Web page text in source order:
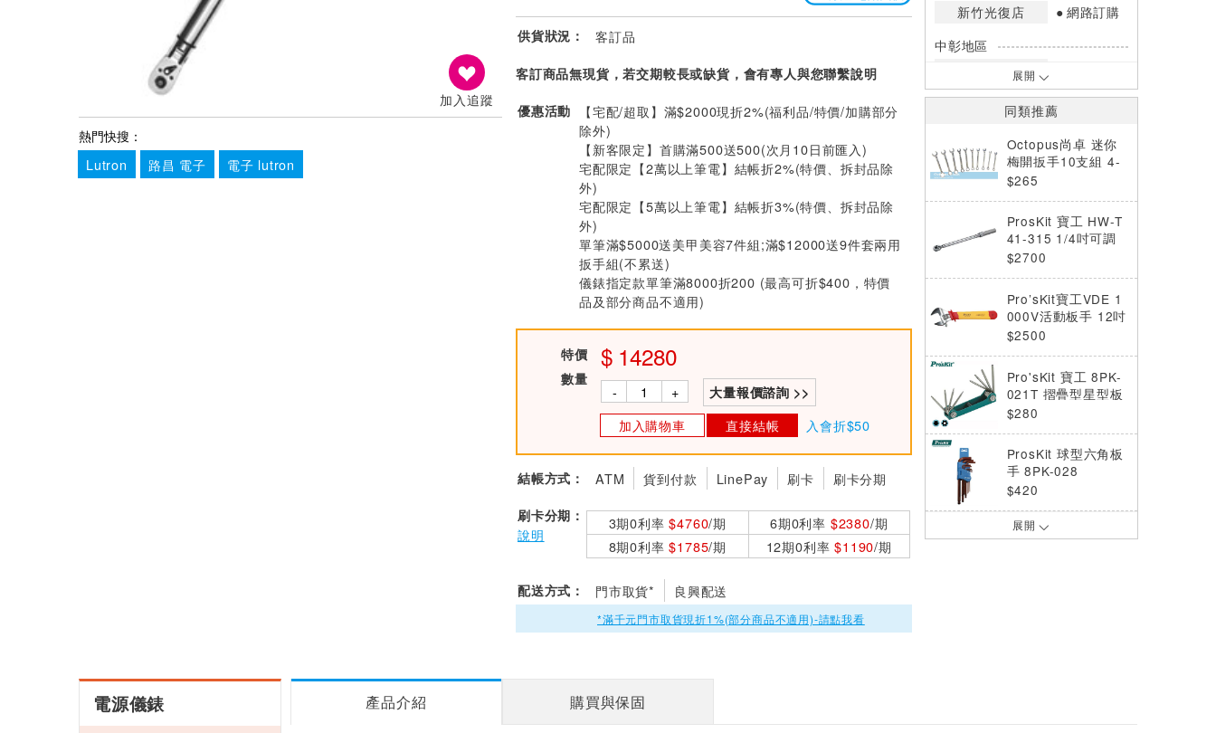
加入追蹤
熱門快搜：
Lutron
路昌 電子 電子 lutron
供貨狀況： 客訂品
客訂商品無現貨，若交期較長或缺貨，會有專人與您聯繫說明
優惠活動
【宅配/超取】滿$2000現折2%(福利品/特價/加購部分
除外)
【新客限定】首購滿500送500(次月10日前匯入)
宅配限定【2萬以上筆電】結帳折2%(特價、拆封品除
外)
宅配限定【5萬以上筆電】結帳折3%(特價、拆封品除
外)
單筆滿$5000送美甲美容7件組;滿$12000送9件套兩用
扳手組(不累送)
儀錶指定款單筆滿8000折200 (最高可折$400，特價
品及部分商品不適用)
特價 14280
數量
- + 大量報價諮詢 >>
加入購物車 直接結帳 入會折$50
結帳方式： ATM 貨到付款 LinePay 刷卡 刷卡分期
刷卡分期：
說明
3期0利率$4760/期 6期0利率 $2380/期
8期0利率$1785/期 12期0利率$1190/期
配送方式： 門市取貨* 良興配送
*滿千元門市取貨現折1%(部分商品不適用)-請點我看
新竹光復店
網路訂購
中彰地區
台中英才店
嘉南地區
高雄鳳山店
網路訂購
*門市庫存以店內實際數量為準，可使
用專人服務或撥打門市電話洽詢。
展開
同類推薦
Octopus尚卓 迷你
梅開扳手10支組 4-
11mm 公制(473.10
$265
ProsKit 寶工 HW-T
41-315 1/4吋可調
式棘輪扭力扳手3.0
$2700
Pro’sKit寶工VDE 1
000V活動板手 12吋
HW-V612
$2500
Pro'sKit 寶工 8PK-
021T 摺疊型星型板
手 (8支組)
$280
ProsKit 球型六角板
手 8PK-028
$420
Pro’sKit寶工 長型球
(公制)
$165
展開
電源儀錶 產品介紹 購買與保固